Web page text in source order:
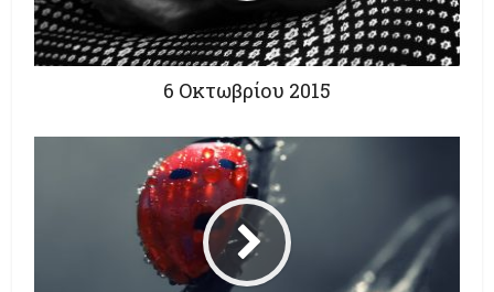
6 Οκτωβρίου 2015